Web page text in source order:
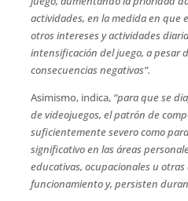
actividades, en la medida en que
otros intereses y actividades
intensificación del juego, a pesar
consecuencias negativas”.
Asimismo, indica, “para que se
de videojuegos, el patrón de
suficientemente severo como
significativo en las áreas
educativas, ocupacionales u
funcionamiento y, persisten